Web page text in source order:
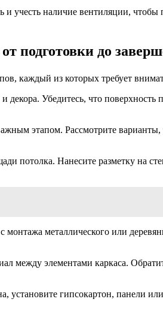
учесть наличие вентиляции,
подготовки до
каждый из которых требует
декора. Убедитесь, что
этапом. Рассмотрите
потолка. Нанесите разметку на
монтажа металлического или
между элементами каркаса.
установите гипсокартон, панели